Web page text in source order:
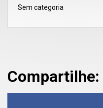
Sem categoria
Compartilhe: